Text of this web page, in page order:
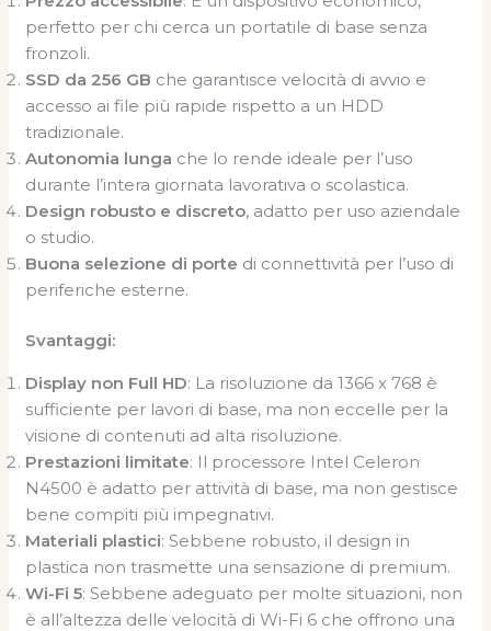
perfetto per chi cerca un portatile di base senza
fronzoli.
SSD da 256 GB che garantisce velocità di avvio e
accesso ai file più rapide rispetto a un HDD
tradizionale.
Autonomia lunga che lo rende ideale per l’uso
durante l’intera giornata lavorativa o scolastica.
Design robusto e discreto, adatto per uso aziendale
o studio.
Buona selezione di porte di connettività per l’uso di
periferiche esterne.
Svantaggi:
Display non Full HD: La risoluzione da 1366 x 768 è
sufficiente per lavori di base, ma non eccelle per la
visione di contenuti ad alta risoluzione.
Prestazioni limitate: Il processore Intel Celeron
N4500 è adatto per attività di base, ma non gestisce
bene compiti più impegnativi.
Materiali plastici: Sebbene robusto, il design in
plastica non trasmette una sensazione di premium.
Wi-Fi 5: Sebbene adeguato per molte situazioni, non
è all’altezza delle velocità di Wi-Fi 6 che offrono una